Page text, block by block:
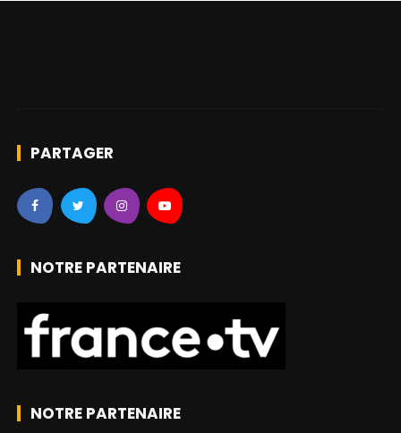
PARTAGER
NOTRE PARTENAIRE
NOTRE PARTENAIRE